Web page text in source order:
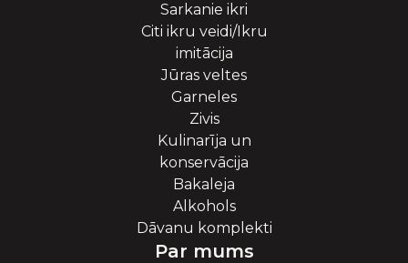
Sarkanie ikri
Citi ikru veidi/Ikru
imitācija
Jūras veltes
Garneles
Zivis
Kulinarīja un
konservācija
Bakaleja
Alkohols
Dāvanu komplekti
Par mums